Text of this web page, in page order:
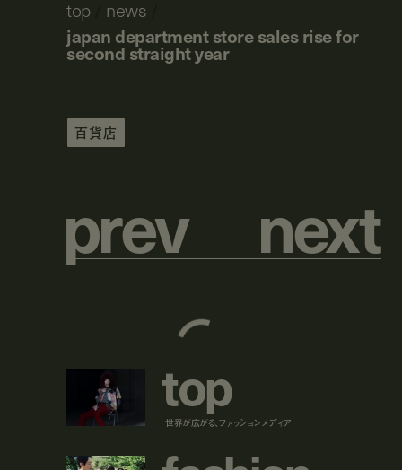
top/ news
japan department store sales rise for
second straight year
百貨店
prev next
top
世界が広がる、ファッションメディア